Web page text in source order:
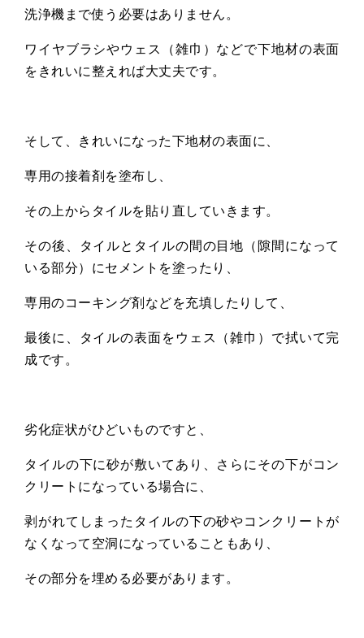
洗浄機まで使う必要はありません。
ワイヤブラシやウェス（雑巾）などで下地材の表面
をきれいに整えれば大丈夫です。
そして、きれいになった下地材の表面に、
専用の接着剤を塗布し、
その上からタイルを貼り直していきます。
その後、タイルとタイルの間の目地（隙間になって
いる部分）にセメントを塗ったり、
専用のコーキング剤などを充填したりして、
最後に、タイルの表面をウェス（雑巾）で拭いて完
成です。
劣化症状がひどいものですと、
タイルの下に砂が敷いてあり、さらにその下がコン
クリートになっている場合に、
剥がれてしまったタイルの下の砂やコンクリートが
なくなって空洞になっていることもあり、
その部分を埋める必要があります。